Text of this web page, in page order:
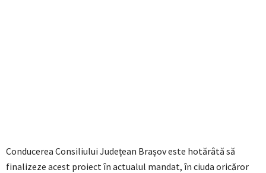
Conducerea Consiliului Județean Brașov este hotărâtă să
finalizeze acest proiect în actualul mandat, în ciuda oricăror